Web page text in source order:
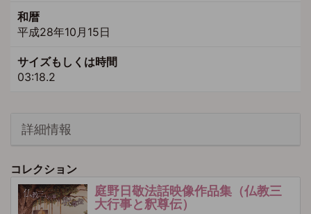
和暦
平成28年10月15日
サイズもしくは時間
03:18.2
詳細情報
コレクション
庭野日敬法話映像作品集（仏教三
大行事と釈尊伝）